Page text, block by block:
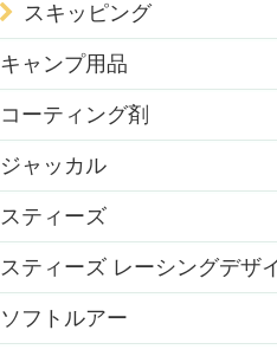
スキッピング
キャンプ用品
コーティング剤
ジャッカル
スティーズ
スティーズ レーシングデザ
ソフトルアー